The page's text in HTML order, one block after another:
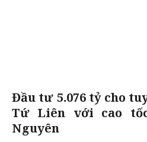
Đầu tư 5.076 tỷ cho
Tứ Liên với cao
Nguyên